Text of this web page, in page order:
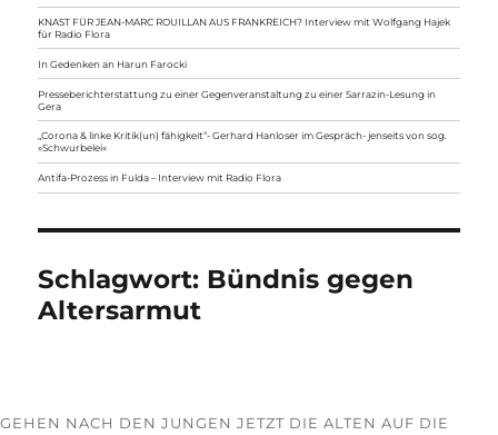
KNAST FÜR JEAN-MARC ROUILLAN AUS FRANKREICH? Interview mit Wolfgang Hajek
für Radio Flora
In Gedenken an Harun Farocki
Presseberichterstattung zu einer Gegenveranstaltung zu einer Sarrazin-Lesung in
Gera
„Corona & linke Kritik(un) fähigkeit“- Gerhard Hanloser im Gespräch- jenseits von sog.
»Schwurbelei«
Antifa-Prozess in Fulda – Interview mit Radio Flora
Schlagwort: Bündnis gegen
Altersarmut
GEHEN NACH DEN JUNGEN JETZT DIE ALTEN AUF DIE